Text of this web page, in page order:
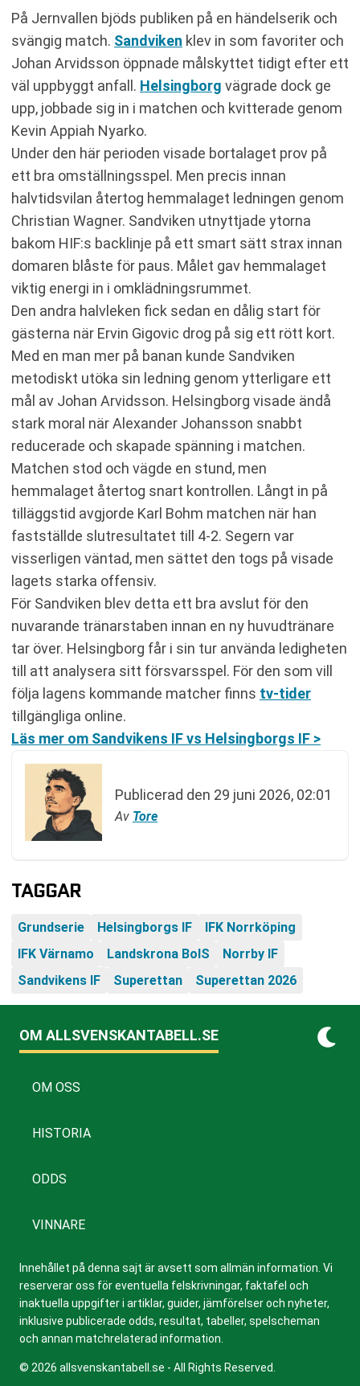
På Jernvallen bjöds publiken på en händelserik och
svängig match. Sandviken klev in som favoriter och
Johan Arvidsson öppnade målskyttet tidigt efter ett
väl uppbyggt anfall. Helsingborg vägrade dock ge
upp, jobbade sig in i matchen och kvitterade genom
Kevin Appiah Nyarko.
Under den här perioden visade bortalaget prov på
ett bra omställningsspel. Men precis innan
halvtidsvilan återtog hemmalaget ledningen genom
Christian Wagner. Sandviken utnyttjade ytorna
bakom HIF:s backlinje på ett smart sätt strax innan
domaren blåste för paus. Målet gav hemmalaget
viktig energi in i omklädningsrummet.
Den andra halvleken fick sedan en dålig start för
gästerna när Ervin Gigovic drog på sig ett rött kort.
Med en man mer på banan kunde Sandviken
metodiskt utöka sin ledning genom ytterligare ett
mål av Johan Arvidsson. Helsingborg visade ändå
stark moral när Alexander Johansson snabbt
reducerade och skapade spänning i matchen.
Matchen stod och vägde en stund, men
hemmalaget återtog snart kontrollen. Långt in på
tilläggstid avgjorde Karl Bohm matchen när han
fastställde slutresultatet till 4-2. Segern var
visserligen väntad, men sättet den togs på visade
lagets starka offensiv.
För Sandviken blev detta ett bra avslut för den
nuvarande tränarstaben innan en ny huvudtränare
tar över. Helsingborg får i sin tur använda ledigheten
till att analysera sitt försvarsspel. För den som vill
följa lagens kommande matcher finns tv-tider
tillgängliga online.
Läs mer om Sandvikens IF vs Helsingborgs IF >
Publicerad den 29 juni 2026, 02:01
Av Tore
TAGGAR
Grundserie Helsingborgs IF
IFK Norrköping
IFK Värnamo
Landskrona BoIS
Norrby IF
Sandvikens IF
Superettan Superettan 2026
OM ALLSVENSKANTABELL.SE
OM OSS
HISTORIA
ODDS
VINNARE
Innehållet på denna sajt är avsett som allmän information. Vi
reserverar oss för eventuella felskrivningar, faktafel och
inaktuella uppgifter i artiklar, guider, jämförelser och nyheter,
inklusive publicerade odds, resultat, tabeller, spelscheman
och annan matchrelaterad information.
© 2026 allsvenskantabell.se - All Rights Reserved.